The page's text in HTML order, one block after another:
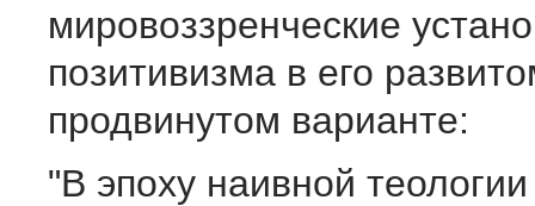
мировоззренческие
позитивизма в его
продвинутом варианте:
"В эпоху наивной